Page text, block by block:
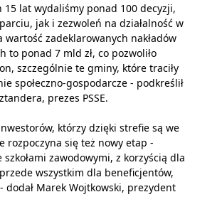
15 lat wydaliśmy ponad 100 decyzji,
jak i zezwoleń na działalność w
wartość zadeklarowanych nakładów
to ponad 7 mld zł, co pozwoliło
szczególnie te gminy, które traciły
społeczno-gospodarcze - podkreślił
prezes PSSE.
którzy dzięki strefie są we
rozpoczyna się też nowy etap -
szkołami zawodowymi, z korzyścią dla
wszystkim dla beneficjentów,
dodał Marek Wojtkowski, prezydent